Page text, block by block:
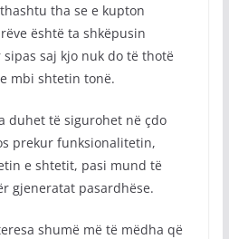
tha se e kupton
është ta shkëpusin
saj kjo nuk do të thotë
mbi shtetin tonë.
duhet të sigurohet në çdo
prekur funksionalitetin,
e shtetit, pasi mund të
gjeneratat pasardhëse.
shumë më të mëdha që